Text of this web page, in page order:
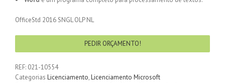
OfficeStd 2016 SNGL OLP NL
PEDIR ORÇAMENTO!
REF: 021-10554
Categorias Licenciamento,Licenciamento Microsoft